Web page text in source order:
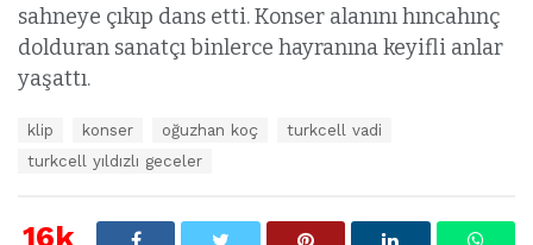
sahneye çıkıp dans etti. Konser alanını hıncahınç
dolduran sanatçı binlerce hayranına keyifli anlar
yaşattı.
t
klip konser oğuzhan koç
turkcell vadi
turkcell yıldızlı geceler
16k